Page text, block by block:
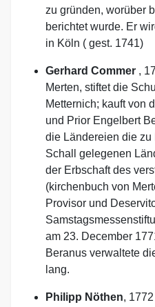
zu gründen, worüber
berichtet wurde. Er
in Köln ( gest. 1741)
Gerhard Commer ,
Merten, stiftet die
Metternich; kauft von
und Prior Engelbert
die Ländereien die zu
Schall gelegenen
der Erbschaft des
(kirchenbuch von
Provisor und
am 23. December
Beranus verwaltete
lang.
Philipp Nöthen,